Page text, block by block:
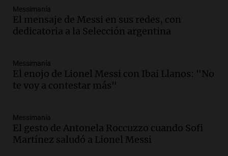
Messimanía
El mensaje de Messi en sus redes, con
dedicatoria a la Selección argentina
Messimanía
El enojo de Lionel Messi con Ibai Llanos: "No
te voy a contestar más"
Messimanía
El gesto de Antonela Roccuzzo cuando Sofi
Martínez saludó a Lionel Messi